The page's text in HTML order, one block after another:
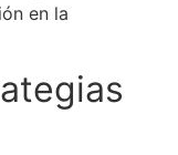
en la